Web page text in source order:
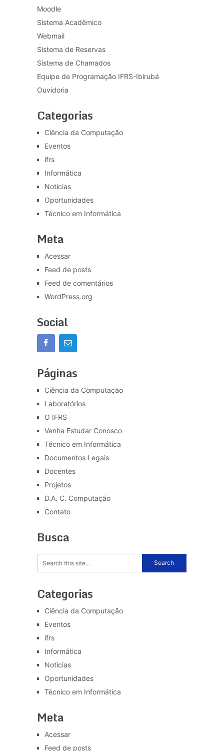
Moodle
Sistema Acadêmico
Webmail
Sistema de Reservas
Sistema de Chamados
Equipe de Programação IFRS-Ibirubá
Ouvidoria
Categorias
Ciência da Computação
Eventos
ifrs
Informática
Notícias
Oportunidades
Técnico em Informática
Meta
Acessar
Feed de posts
Feed de comentários
WordPress.org
Social
Páginas
Ciência da Computação
Laboratórios
O IFRS
Venha Estudar Conosco
Técnico em Informática
Documentos Legais
Docentes
Projetos
D.A. C. Computação
Contato
Busca
Categorias
Ciência da Computação
Eventos
ifrs
Informática
Notícias
Oportunidades
Técnico em Informática
Meta
Acessar
Feed de posts